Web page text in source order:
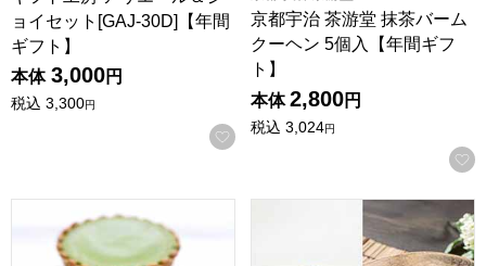
ョイセット[GAJ-30D]【年間
ギフト】
本体 3,000円
税込 3,300円
お気に入りに登録する
京都宇治 茶游堂 抹茶バーム
クーヘン 5個入【年間ギフ
ト】
本体 2,800円
税込 3,024円
京都宇治 茶游堂 抹茶チーズケーキ 5個入【年間ギフト】
京都宇治 茶游堂 宇治抹茶ス